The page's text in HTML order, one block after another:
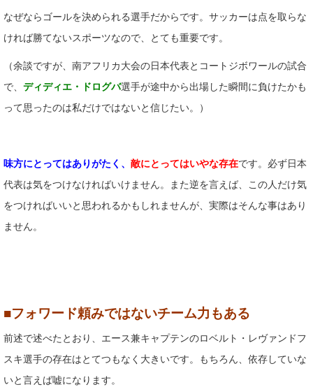
なぜならゴールを決められる選手だからです。サッカーは点を取らな
ければ勝てないスポーツなので、とても重要です。
（余談ですが、南アフリカ大会の日本代表とコートジボワールの試合
で、 ディディエ・ドログバ選手が途中から出場した瞬間に負けたかも
って思ったのは私だけではないと信じたい。）
味方にとってはありがたく、 敵にとってはいやな存在です。必ず日本
代表は気をつけなければいけません。また逆を言えば、この人だけ気
をつければいいと思われるかもしれませんが、実際はそんな事はあり
ません。
■フォワード頼みではないチーム力もある
前述で述べたとおり、エース兼キャプテンのロベルト・レヴァンドフ
スキ選手の存在はとてつもなく大きいです。もちろん、依存していな
いと言えば嘘になります。